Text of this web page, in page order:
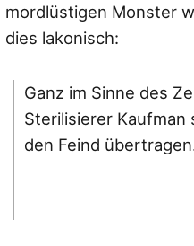
mordlüstigen Monster
dies lakonisch:
Ganz im Sinne des
Sterilisierer Kaufman
den Feind